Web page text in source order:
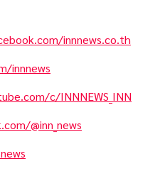
innnews.co.th
innnews
c/INNNEWS_INN
@inn_news